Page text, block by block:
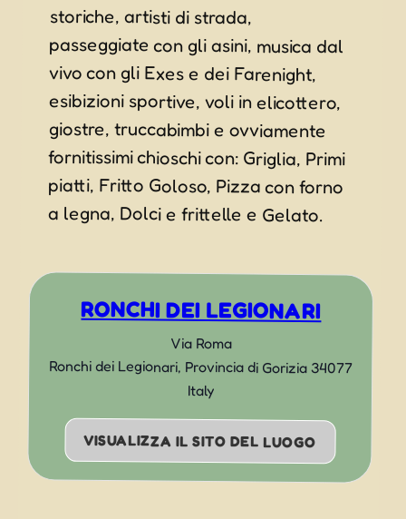
storiche, artisti di strada,
a legna, Dolci e frittelle e Gelato.
RONCHI DEI LEGIONARI
Via Roma
Ronchi dei Legionari, Provincia di Gorizia 34077
Italy
VISUALIZZA IL SITO DEL LUOGO